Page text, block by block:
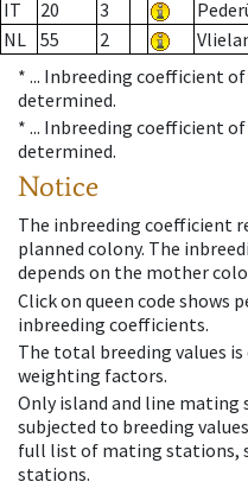
IT
20 3
NL 55 2
* ... Inbreeding coefficient
determined.
* ... Inbreeding coefficient
determined.
Notice
The inbreeding coefficient
planned colony. The
depends on the mother
Click on queen code shows
inbreeding coefficients.
The total breeding values
weighting factors.
Only island and line
subjected to breeding
full list of mating stations,
stations.